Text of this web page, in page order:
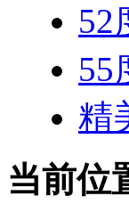
52
55
精
当前位